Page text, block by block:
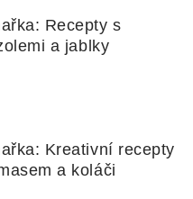
Recepty s
a jablky
Kreativní recepty
a koláči